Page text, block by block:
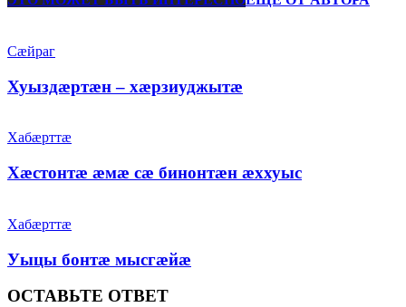
Сæйраг
Хуыздæртæн – хæрзиуджытæ
Хабæрттæ
Хæстонтæ æмæ сæ бинонтæн æххуыс
Хабæрттæ
Уыцы бонтæ мысгæйæ
ОСТАВЬТЕ ОТВЕТ